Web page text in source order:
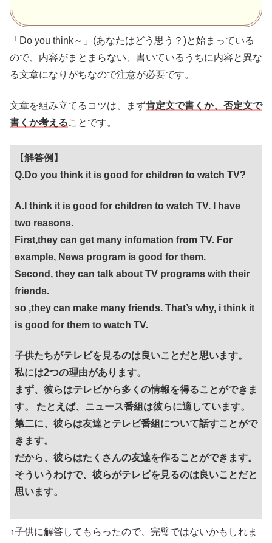
「Do you think～」(あなたはどう思う？)と始まっている
ので、内容がまとまらない、書いているうちに内容と異な
る文章になりがちなので注意が必要です。
文章を組み立てるコツは、まず肯定文で書くか、否定文で
書くか考えることです。
【解答例】
Q.Do you think it is good for children to watch TV?
A.I think it is good for children to watch TV. I have
two reasons.
First,they can get many infomation from TV. For
example, News program is good for them.
Second, they can talk about TV programs with their
friends.
so ,they can make many friends. That’s why, i think it
is good for them to watch TV.
子供たちがテレビを見るのは良いことだと思います。
私には2つの理由があります。
まず、彼らはテレビから多くの情報を得ることができま
す。 たとえば、ニュース番組は彼らに適しています。
第二に、彼らは友達とテレビ番組について話すことがで
きます。
だから、彼らはたくさんの友達を作ることができます。
そういうわけで、彼らがテレビを見るのは良いことだと
思います。
↑子供に解答してもらったので、完璧ではないかもしれま